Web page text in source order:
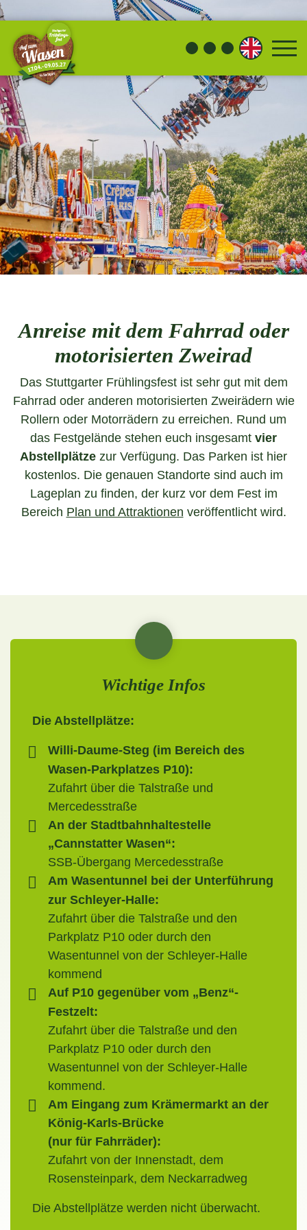
Anreise mit dem Fahrrad oder
motorisierten Zweirad
Das Stuttgarter Frühlingsfest ist sehr gut mit dem
Fahrrad oder anderen motorisierten Zweirädern wie
Rollern oder Motorrädern zu erreichen. Rund um
das Festgelände stehen euch insgesamt vier
Abstellplätze zur Verfügung. Das Parken ist hier
kostenlos. Die genauen Standorte sind auch im
Lageplan zu finden, der kurz vor dem Fest im
Bereich Plan und Attraktionen veröffentlicht wird.
Wichtige Infos
Die Abstellplätze:
Willi-Daume-Steg (im Bereich des
Wasen-Parkplatzes P10):
Zufahrt über die Talstraße und
Mercedesstraße
An der Stadtbahnhaltestelle
„Cannstatter Wasen“:
SSB-Übergang Mercedesstraße
Am Wasentunnel bei der Unterführung
zur Schleyer-Halle:
Zufahrt über die Talstraße und den
Parkplatz P10 oder durch den
Wasentunnel von der Schleyer-Halle
kommend
Auf P10 gegenüber vom „Benz“-
Festzelt:
Zufahrt über die Talstraße und den
Parkplatz P10 oder durch den
Wasentunnel von der Schleyer-Halle
kommend.
Am Eingang zum Krämermarkt an der
König-Karls-Brücke
(nur für Fahrräder):
Zufahrt von der Innenstadt, dem
Rosensteinpark, dem Neckarradweg
Die Abstellplätze werden nicht überwacht.